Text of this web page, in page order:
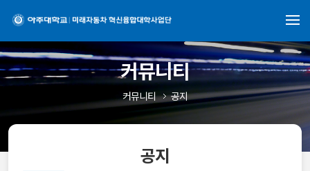
커뮤니티
커뮤니티 공지
공지